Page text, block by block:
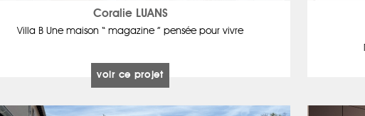
Coralie LUANS
Villa B Une maison “ magazine ” pensée pour vivre
voir ce projet